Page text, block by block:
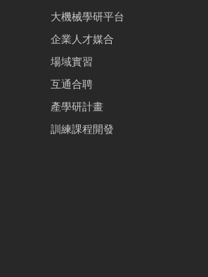
大機械學研平台
企業人才媒合
場域實習
互通合聘
產學研計畫
訓練課程開發